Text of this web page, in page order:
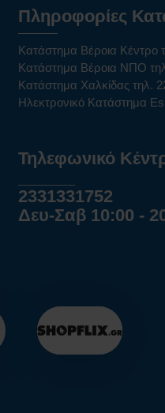
Πληροφορίες
Κατάστημα Βέροια Κέντρο
Κατάστημα Βέροια ΝΠΟ
Κατάστημα Χαλκίδας τηλ.
Ηλεκτρονικό Κατάστημα
Τηλεφωνικό
2331331752
Δευ-Σαβ 10:00 -